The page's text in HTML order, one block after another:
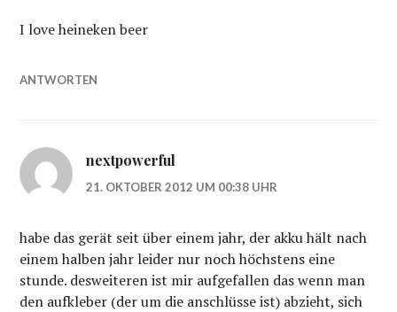
I love heineken beer
ANTWORTEN
nextpowerful
21. OKTOBER 2012 UM 00:38 UHR
habe das gerät seit über einem jahr, der akku hält nach
einem halben jahr leider nur noch höchstens eine
stunde. desweiteren ist mir aufgefallen das wenn man
den aufkleber (der um die anschlüsse ist) abzieht, sich